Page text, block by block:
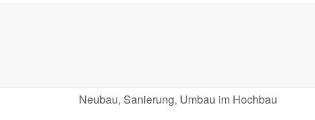
Neubau, Sanierung, Umbau im Hochbau